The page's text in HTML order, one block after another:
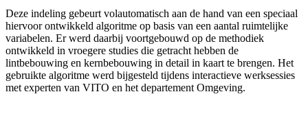
Deze indeling gebeurt volautomatisch aan de hand van een speciaal
hiervoor ontwikkeld algoritme op basis van een aantal ruimtelijke
variabelen. Er werd daarbij voortgebouwd op de methodiek
ontwikkeld in vroegere studies die getracht hebben de
lintbebouwing en kernbebouwing in detail in kaart te brengen. Het
gebruikte algoritme werd bijgesteld tijdens interactieve werksessies
met experten van VITO en het departement Omgeving.